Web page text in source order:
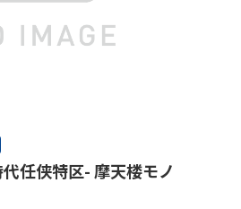
任侠特区- 摩天楼モノ